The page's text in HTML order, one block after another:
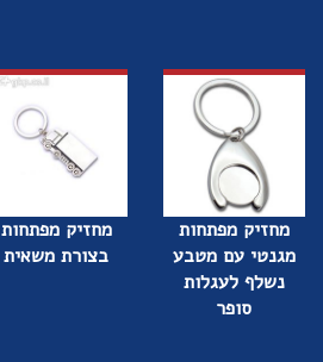
מחזיק מפתחות
מגנטי עם מטבע
נשלף לעגלות
סופר
מחזיק מפתחות
בצורת משאית